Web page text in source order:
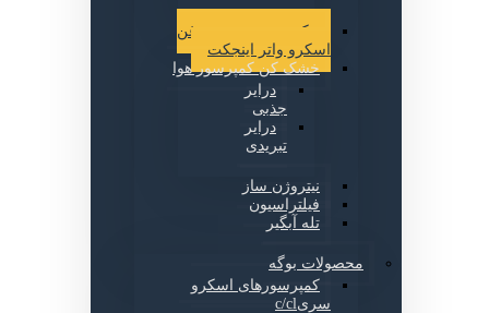
کمپرسور بدون روغن
اسکرو واتر اینجکت
خشک کن کمپرسور هوا
درایر
جذبی
درایر
تبریدی
نیتروژن ساز
فیلتراسیون
تله آبگیر
محصولات بوگه
کمپرسورهای اسکرو
سریc/cl